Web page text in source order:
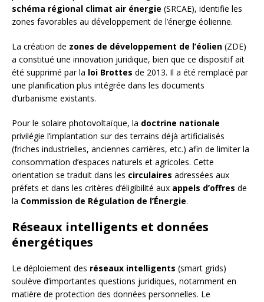
schéma régional climat air énergie (SRCAE), identifie les
zones favorables au développement de l’énergie éolienne.
La création de zones de développement de l’éolien (ZDE)
a constitué une innovation juridique, bien que ce dispositif ait
été supprimé par la loi Brottes de 2013. Il a été remplacé par
une planification plus intégrée dans les documents
d’urbanisme existants.
Pour le solaire photovoltaïque, la doctrine nationale
privilégie l’implantation sur des terrains déjà artificialisés
(friches industrielles, anciennes carrières, etc.) afin de limiter la
consommation d’espaces naturels et agricoles. Cette
orientation se traduit dans les circulaires adressées aux
préfets et dans les critères d’éligibilité aux appels d’offres de
la Commission de Régulation de l’Énergie.
Réseaux intelligents et données
énergétiques
Le déploiement des réseaux intelligents (smart grids)
soulève d’importantes questions juridiques, notamment en
matière de protection des données personnelles. Le